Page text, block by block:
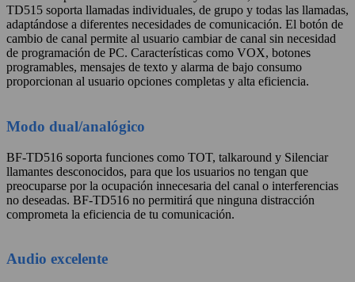
TD515 soporta llamadas individuales, de grupo y todas las llamadas,
adaptándose a diferentes necesidades de comunicación. El botón de
cambio de canal permite al usuario cambiar de canal sin necesidad
de programación de PC. Características como VOX, botones
programables, mensajes de texto y alarma de bajo consumo
proporcionan al usuario opciones completas y alta eficiencia.
Modo dual/analógico
BF-TD516 soporta funciones como TOT, talkaround y Silenciar
llamantes desconocidos, para que los usuarios no tengan que
preocuparse por la ocupación innecesaria del canal o interferencias
no deseadas. BF-TD516 no permitirá que ninguna distracción
comprometa la eficiencia de tu comunicación.
Audio excelente